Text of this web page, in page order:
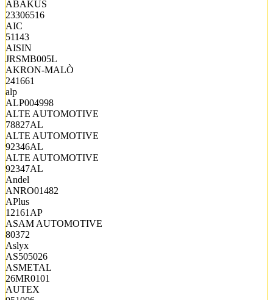
ABAKUS
23306516
AIC
51143
AISIN
JRSMB005L
AKRON-MALÒ
241661
alp
ALP004998
ALTE AUTOMOTIVE
78827AL
ALTE AUTOMOTIVE
92346AL
ALTE AUTOMOTIVE
92347AL
Andel
ANRO01482
APlus
12161AP
ASAM AUTOMOTIVE
80372
Aslyx
AS505026
ASMETAL
26MR0101
AUTEX